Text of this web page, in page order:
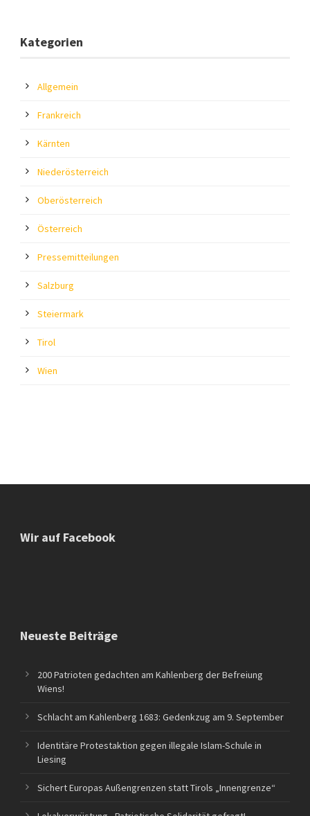
Kategorien
Allgemein
Frankreich
Kärnten
Niederösterreich
Oberösterreich
Österreich
Pressemitteilungen
Salzburg
Steiermark
Tirol
Wien
Wir auf Facebook
Neueste Beiträge
200 Patrioten gedachten am Kahlenberg der Befreiung
Wiens!
Schlacht am Kahlenberg 1683: Gedenkzug am 9. September
Identitäre Protestaktion gegen illegale Islam-Schule in
Liesing
Sichert Europas Außengrenzen statt Tirols „Innengrenze“